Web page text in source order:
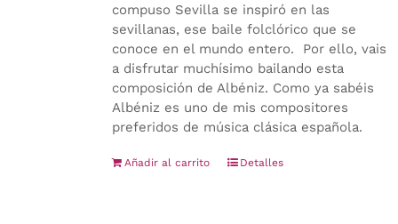
compuso Sevilla se inspiró en las
sevillanas, ese baile folclórico que se
conoce en el mundo entero. Por ello, vais
a disfrutar muchísimo bailando esta
composición de Albéniz. Como ya sabéis
Albéniz es uno de mis compositores
preferidos de música clásica española.
Añadir al carrito Detalles